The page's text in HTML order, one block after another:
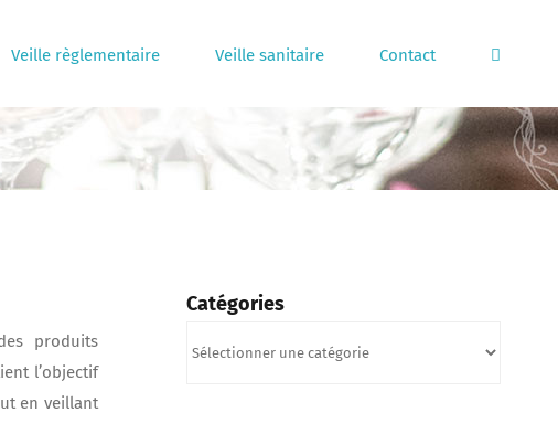
Veille règlementaire Veille sanitaire Contact
produits
l’objectif
en veillant
Catégories